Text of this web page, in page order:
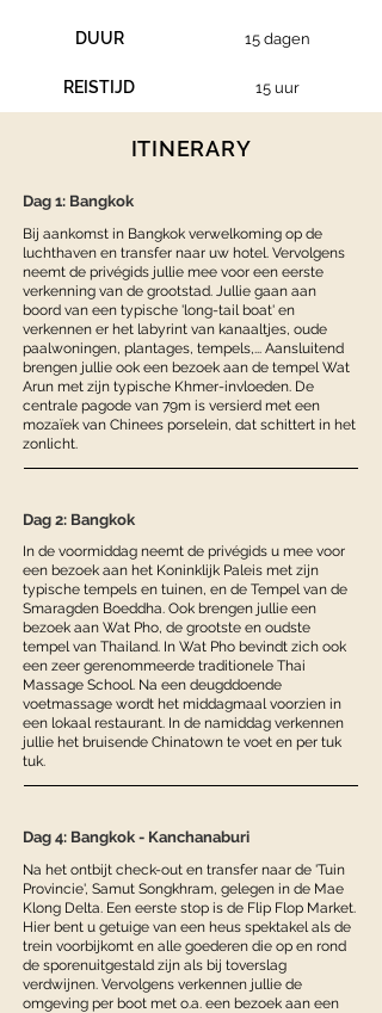
DUUR 15 dagen
REISTIJD 15 uur
ITINERARY
Dag 1: Bangkok
Bij aankomst in Bangkok verwelkoming op de
luchthaven en transfer naar uw hotel. Vervolgens
neemt de privégids jullie mee voor een eerste
verkenning van de grootstad. Jullie gaan aan
boord van een typische 'long-tail boat' en
verkennen er het labyrint van kanaaltjes, oude
paalwoningen, plantages, tempels,... Aansluitend
brengen jullie ook een bezoek aan de tempel Wat
Arun met zijn typische Khmer-invloeden. De
centrale pagode van 79m is versierd met een
mozaïek van Chinees porselein, dat schittert in het
zonlicht.
Dag 2: Bangkok
In de voormiddag neemt de privégids u mee voor
een bezoek aan het Koninklijk Paleis met zijn
typische tempels en tuinen, en de Tempel van de
Smaragden Boeddha. Ook brengen jullie een
bezoek aan Wat Pho, de grootste en oudste
tempel van Thailand. In Wat Pho bevindt zich ook
een zeer gerenommeerde traditionele Thai
Massage School. Na een deugddoende
voetmassage wordt het middagmaal voorzien in
een lokaal restaurant. In de namiddag verkennen
jullie het bruisende Chinatown te voet en per tuk
tuk.
Dag 4: Bangkok - Kanchanaburi
Na het ontbijt check-out en transfer naar de 'Tuin
Provincie', Samut Songkhram, gelegen in de Mae
Klong Delta. Een eerste stop is de Flip Flop Market.
Hier bent u getuige van een heus spektakel als de
trein voorbijkomt en alle goederen die op en rond
de sporenuitgestald zijn als bij toverslag
verdwijnen. Vervolgens verkennen jullie de
omgeving per boot met o.a. een bezoek aan een